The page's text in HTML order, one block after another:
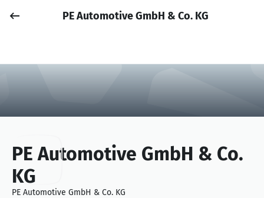
Anmelden
PE Automotive GmbH & Co. KG
PE Automotive GmbH & Co.
KG
PE Automotive GmbH & Co. KG